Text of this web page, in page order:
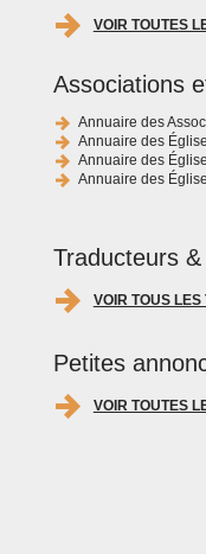
VOIR TOUTES
Associations
Annuaire des
Annuaire des
Annuaire des
Annuaire des
Traducteurs
VOIR TOUS
Petites
VOIR TOUTES